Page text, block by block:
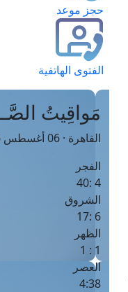
حجز موعد
الفتوى الهاتفية
مَواقِيتُ
القاهرة · 06 أغسطس 2026 م
الفجر
4 :40
الشروق
6 :17
الظهر
1 : 1
العصر
4:38